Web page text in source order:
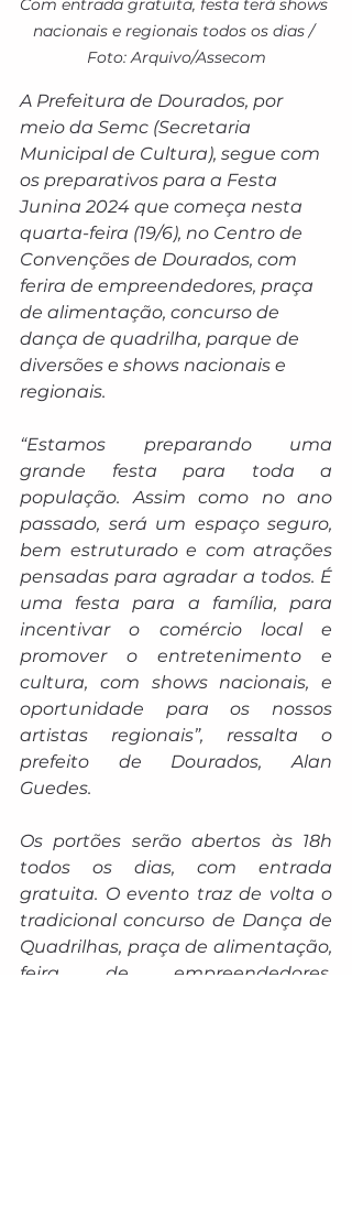
Com entrada gratuita, festa terá shows
nacionais e regionais todos os dias /
Foto: Arquivo/Assecom
A Prefeitura de Dourados, por
meio da Semc (Secretaria
Municipal de Cultura), segue com
os preparativos para a Festa
Junina 2024 que começa nesta
quarta-feira (19/6), no Centro de
Convenções de Dourados, com
ferira de empreendedores, praça
de alimentação, concurso de
dança de quadrilha, parque de
diversões e shows nacionais e
regionais.
“Estamos preparando uma
grande festa para toda a
população. Assim como no ano
passado, será um espaço seguro,
bem estruturado e com atrações
pensadas para agradar a todos. É
uma festa para a família, para
incentivar o comércio local e
promover o entretenimento e
cultura, com shows nacionais, e
oportunidade para os nossos
artistas regionais”, ressalta o
prefeito de Dourados, Alan
Guedes.
Os portões serão abertos às 18h
todos os dias, com entrada
gratuita. O evento traz de volta o
tradicional concurso de Dança de
Quadrilhas, praça de alimentação,
feira de empreendedores,